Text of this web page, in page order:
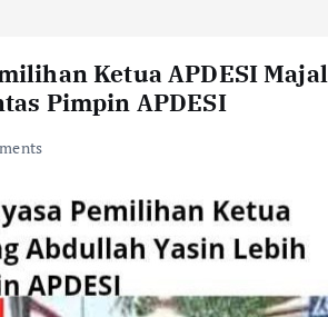
Ketua APDESI
Pimpin APDESI